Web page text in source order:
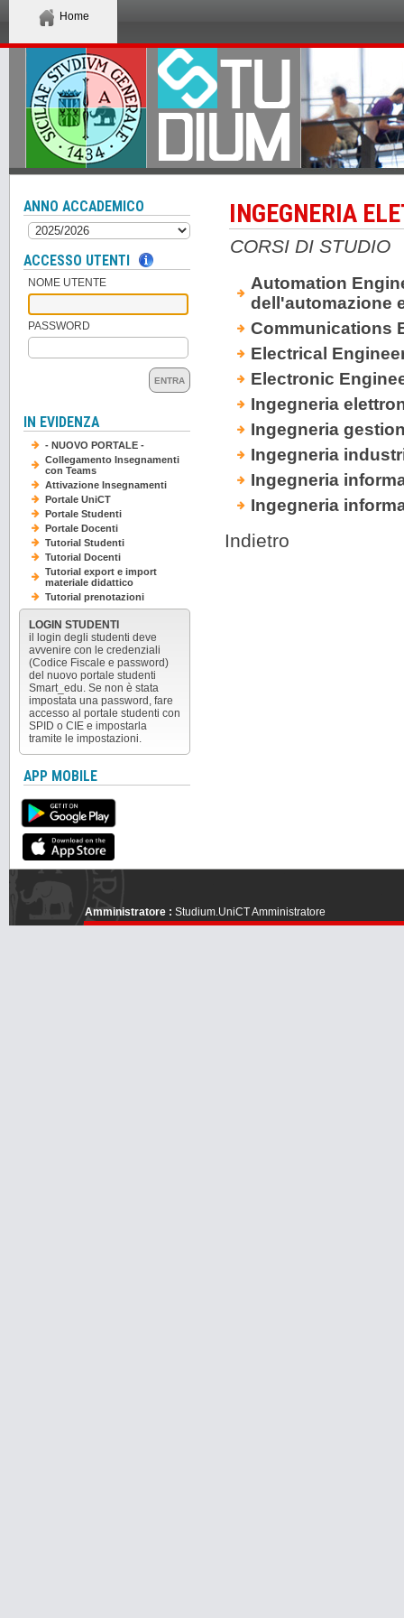
Home
INGEGNERIA
CORSI DI STUDIO
Automation
dell'automazione
Communications
Electrical
Electronic
Ingegneria
Ingegneria
Ingegneria
Ingegneria
Ingegneria
Indietro
ANNO ACCADEMICO
ACCESSO UTENTI
NOME UTENTE
PASSWORD
ENTRA
IN EVIDENZA
- NUOVO PORTALE -
Collegamento Insegnamenti
con Teams
Attivazione Insegnamenti
Portale UniCT
Portale Studenti
Portale Docenti
Tutorial Studenti
Tutorial Docenti
Tutorial export e import
materiale didattico
Tutorial prenotazioni
LOGIN STUDENTI
il login degli studenti deve
avvenire con le credenziali
(Codice Fiscale e password)
del nuovo portale studenti
Smart_edu. Se non è stata
impostata una password, fare
accesso al portale studenti con
SPID o CIE e impostarla
tramite le impostazioni.
APP MOBILE
Amministratore : Studium.UniCT Amministratore